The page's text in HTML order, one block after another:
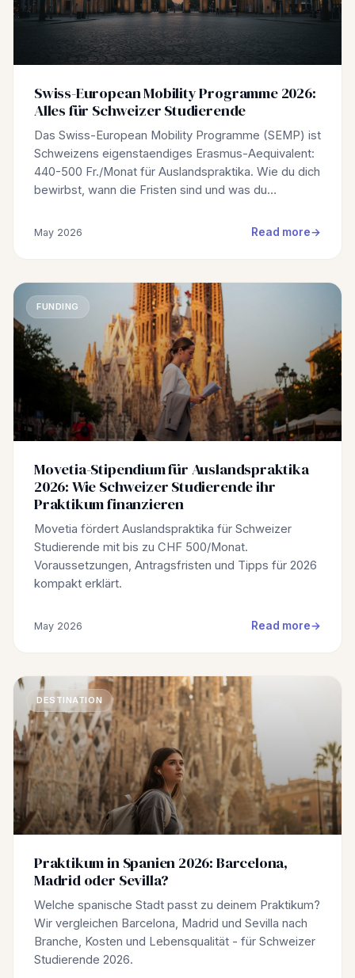
Swiss-European Mobility Programme 2026:
Alles für Schweizer Studierende
Das Swiss-European Mobility Programme (SEMP) ist
Schweizens eigenstaendiges Erasmus-Aequivalent:
440-500 Fr./Monat für Auslandspraktika. Wie du dich
bewirbst, wann die Fristen sind und was du…
May 2026 Read more
FUNDING
Movetia-Stipendium für Auslandspraktika
2026: Wie Schweizer Studierende ihr
Praktikum finanzieren
Movetia fördert Auslandspraktika für Schweizer
Studierende mit bis zu CHF 500/Monat.
Voraussetzungen, Antragsfristen und Tipps für 2026
kompakt erklärt.
May 2026 Read more
DESTINATION
Praktikum in Spanien 2026: Barcelona,
Madrid oder Sevilla?
Welche spanische Stadt passt zu deinem Praktikum?
Wir vergleichen Barcelona, Madrid und Sevilla nach
Branche, Kosten und Lebensqualität - für Schweizer
Studierende 2026.